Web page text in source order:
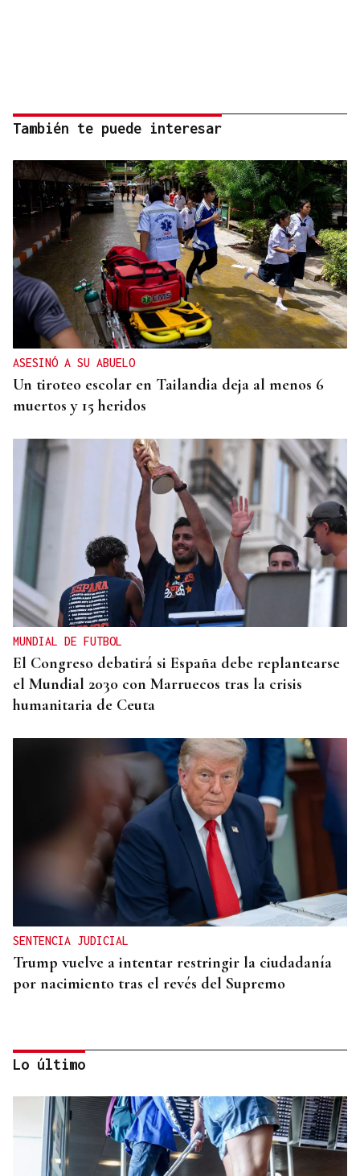
También te puede interesar
ASESINÓ A SU ABUELO
Un tiroteo escolar en Tailandia deja al menos 6
muertos y 15 heridos
MUNDIAL DE FUTBOL
El Congreso debatirá si España debe replantearse
el Mundial 2030 con Marruecos tras la crisis
humanitaria de Ceuta
SENTENCIA JUDICIAL
Trump vuelve a intentar restringir la ciudadanía
por nacimiento tras el revés del Supremo
Lo último